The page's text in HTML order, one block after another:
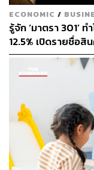
3. เก็บหลักฐานไว้เ
แม้จะยื่นภาษีออนไล
เป็นกระดาษไว้ อย่
ตรวจสอบภายหลัง (
ที่ข้อมูลจะถูกส่งตร
ลดหย่อนบุพการี
ECONOMIC /
รู้จัก ‘มาตรา 301’
12.5% เปิดรายชื่อสิ